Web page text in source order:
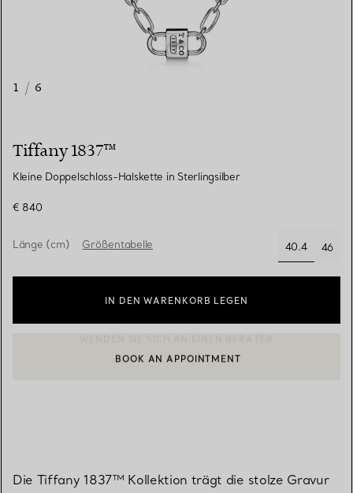
1 / 6
Tiffany 1837™
Kleine Doppelschloss-Halskette in Sterlingsilber
€ 840
Länge (cm) Größentabelle
40.4
ausgewählt
46
IN DEN WARENKORB LEGEN
EINEN KUNDENBERATER KONTAKTIEREN ODER EINEN
BOOK AN APPOINTMENT
Die Tiffany 1837™ Kollektion trägt die stolze Gravur